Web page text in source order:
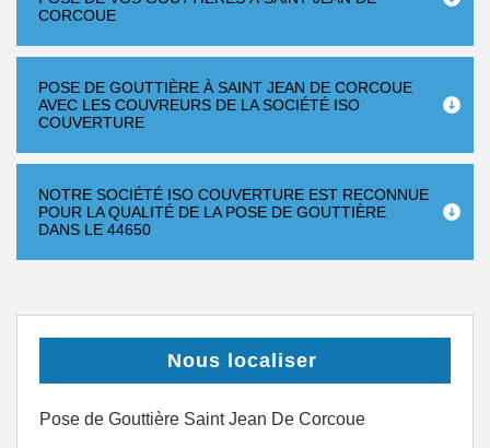
CORCOUE
POSE DE GOUTTIÈRE À SAINT JEAN DE CORCOUE
AVEC LES COUVREURS DE LA SOCIÉTÉ ISO
COUVERTURE
NOTRE SOCIÉTÉ ISO COUVERTURE EST RECONNUE
POUR LA QUALITÉ DE LA POSE DE GOUTTIÈRE
DANS LE 44650
Nous localiser
Pose de Gouttière Saint Jean De Corcoue